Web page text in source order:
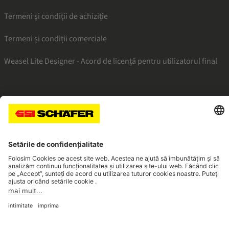
Termeni și condiții de achiziție
Termeni și condiții comerciale
Weasel Lite Designer - Acord de licență pentru utilizatorul final
SSI facebookSSI youtubeSSI linkedin
Navigate to home page